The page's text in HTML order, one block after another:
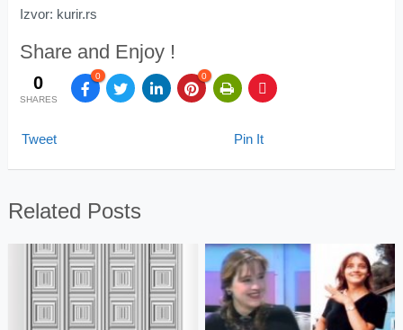
Izvor: kurir.rs
Share and Enjoy !
0
SHARES
0 0
Tweet Pin It
Related Posts